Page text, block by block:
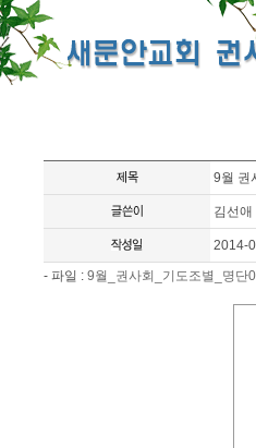
9월 권
김선애
2014-
- 파일 : 9월_권사회_기도조별_명단